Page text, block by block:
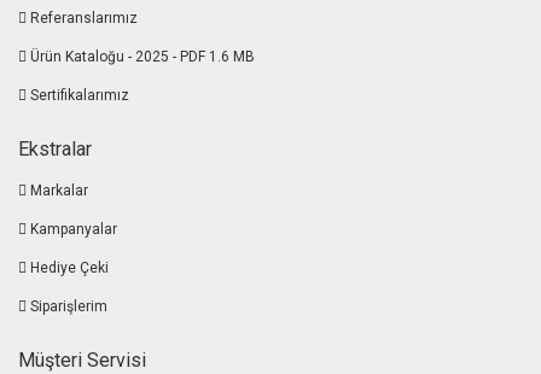
Referanslarımız
Ürün Kataloğu - 2025 - PDF 1.6 MB
Sertifikalarımız
Ekstralar
Markalar
Kampanyalar
Hediye Çeki
Siparişlerim
Müşteri Servisi